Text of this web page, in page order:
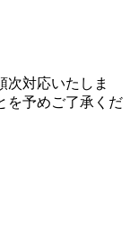
次対応いたしま
を予めご了承くだ